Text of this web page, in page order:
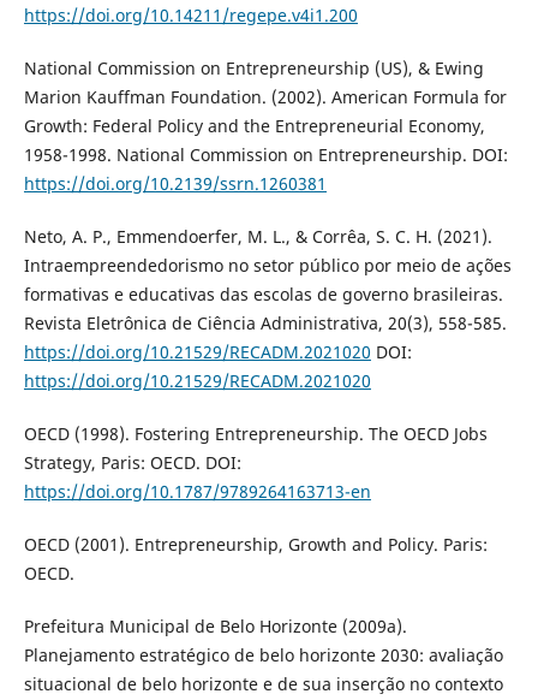
https://doi.org/10.14211/regepe.v4i1.200
National Commission on Entrepreneurship (US), & Ewing
Marion Kauffman Foundation. (2002). American Formula for
Growth: Federal Policy and the Entrepreneurial Economy,
1958-1998. National Commission on Entrepreneurship. DOI:
https://doi.org/10.2139/ssrn.1260381
Neto, A. P., Emmendoerfer, M. L., & Corrêa, S. C. H. (2021).
Intraempreendedorismo no setor público por meio de ações
formativas e educativas das escolas de governo brasileiras.
Revista Eletrônica de Ciência Administrativa, 20(3), 558-585.
https://doi.org/10.21529/RECADM.2021020 DOI:
https://doi.org/10.21529/RECADM.2021020
OECD (1998). Fostering Entrepreneurship. The OECD Jobs
Strategy, Paris: OECD. DOI:
https://doi.org/10.1787/9789264163713-en
OECD (2001). Entrepreneurship, Growth and Policy. Paris:
OECD.
Prefeitura Municipal de Belo Horizonte (2009a).
Planejamento estratégico de belo horizonte 2030: avaliação
situacional de belo horizonte e de sua inserção no contexto